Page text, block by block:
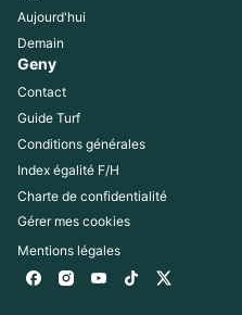
Aujourd'hui
Demain
Geny
Contact
Guide Turf
Conditions générales
Index égalité F/H
Charte de confidentialité
Gérer mes cookies
Mentions légales